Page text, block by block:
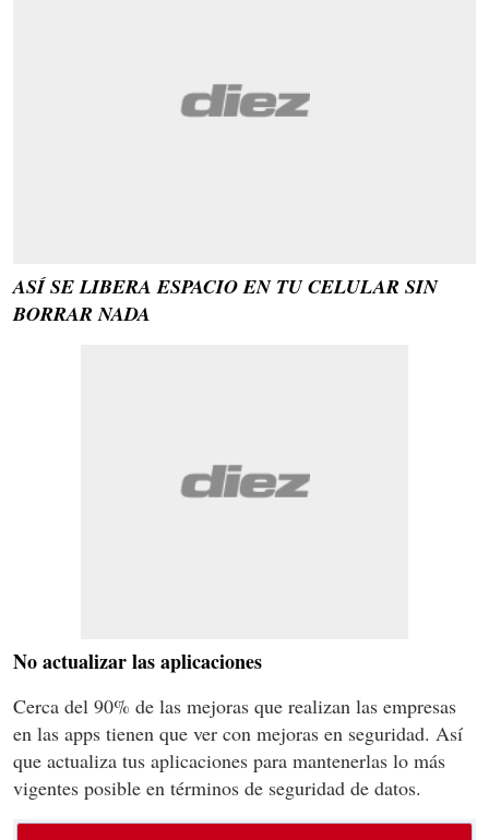
ASÍ SE LIBERA ESPACIO EN TU CELULAR SIN
BORRAR NADA
No actualizar las aplicaciones
Cerca del 90% de las mejoras que realizan las empresas
en las apps tienen que ver con mejoras en seguridad. Así
que actualiza tus aplicaciones para mantenerlas lo más
vigentes posible en términos de seguridad de datos.